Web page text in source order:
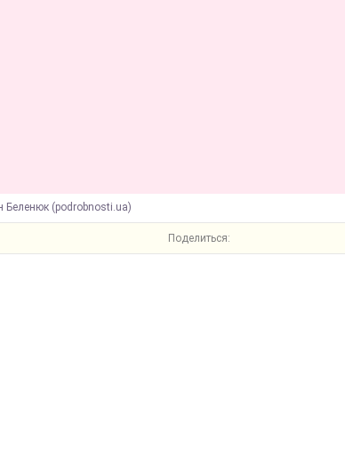
Беленюк (podrobnosti.ua)
Поделиться: